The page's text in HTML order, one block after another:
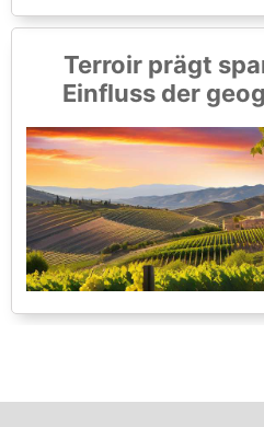
Terroir prägt
Einfluss der